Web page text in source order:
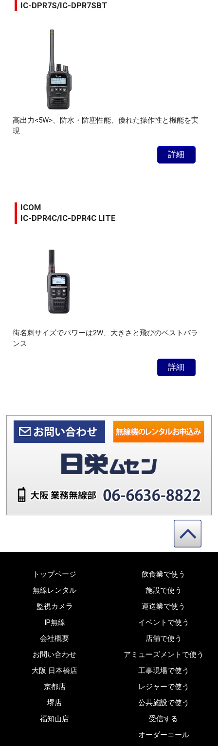
IC-DPR7S/IC-DPR7SBT
高出力<5W>、防水・防塵性能、優れた操作性と機能を実
現
詳細
ICOM
IC-DPR4C/IC-DPR4C LITE
街名刺サイズでパワーは2W、大きさと飛びのベストバラ
ンス
詳細
トップページ
無線レンタル
監視カメラ
IP無線
会社概要
お問い合わせ
大阪 日本橋店
京都店
堺店
福知山店
飲食業で使う
施設で使う
運送業で使う
イベントで使う
店舗で使う
アミューズメントで使う
工事現場で使う
レジャーで使う
公共施設で使う
受信する
オーダーコール